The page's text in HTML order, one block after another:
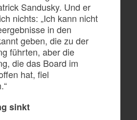
Sandusky. Und er
nichts: „Ich kann nicht
in den
geben, die zu der
führten, aber die
die das Board im
hat, fiel
sinkt